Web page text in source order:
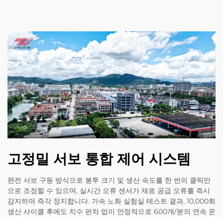
고정밀 서보 통합 제어 시스템
완전 서보 구동 방식으로 봉투 크기 및 생산 속도를 한 번의 클릭만
으로 조정할 수 있으며, 실시간 오류 센서가 재료 공급 오류를 즉시
감지하여 즉각 정지합니다. 가속 노화 실험실 테스트 결과, 10,000회
생산 사이클 후에도 치수 편차 없이 안정적으로 600개/분의 연속 운